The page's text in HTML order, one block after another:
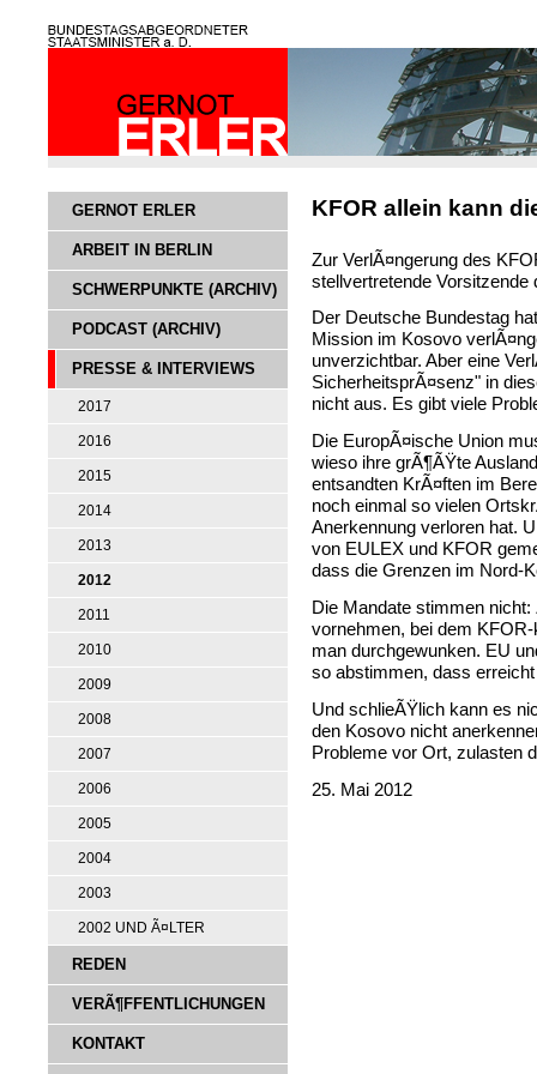
GERNOT ERLER
ARBEIT IN BERLIN
SCHWERPUNKTE (ARCHIV)
PODCAST (ARCHIV)
PRESSE & INTERVIEWS
2017
2016
2015
2014
2013
2012
2011
2010
2009
2008
2007
2006
2005
2004
2003
2002 UND Ã¤LTER
REDEN
VERÃ¶FFENTLICHUNGEN
KONTAKT
KFOR allein kann
Zur VerlÃ¤ngerung des
stellvertretende
Der Deutsche Bundestag
Mission im Kosovo
unverzichtbar. Aber eine
SicherheitsprÃ¤senz" in
nicht aus. Es gibt viele
Die EuropÃ¤ische Union
wieso ihre grÃ¶ÃŸte
entsandten KrÃ¤ften im
noch einmal so vielen
Anerkennung verloren hat.
von EULEX und KFOR
dass die Grenzen im Nord-
Die Mandate stimmen
vornehmen, bei dem
man durchgewunken. EU
so abstimmen, dass
Und schlieÃŸlich kann es
den Kosovo nicht
Probleme vor Ort, zulasten
25. Mai 2012